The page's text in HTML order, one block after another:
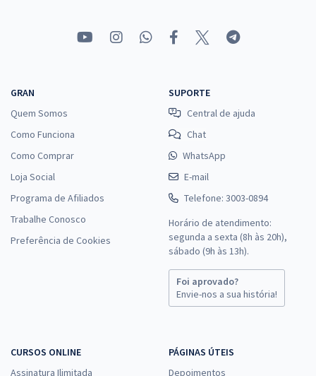
GRAN
Quem Somos
Como Funciona
Como Comprar
Loja Social
Programa de Afiliados
Trabalhe Conosco
Preferência de Cookies
SUPORTE
Central de ajuda
Chat
WhatsApp
E-mail
Telefone: 3003-0894
Horário de atendimento:
segunda a sexta (8h às 20h),
sábado (9h às 13h).
Foi aprovado?
Envie-nos a sua história!
CURSOS ONLINE
Assinatura Ilimitada
PÁGINAS ÚTEIS
Depoimentos